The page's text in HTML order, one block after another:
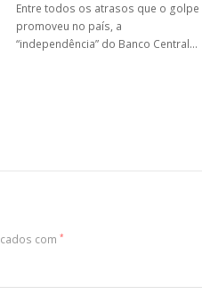
Entre todos os atrasos que o golpe
promoveu no país, a
“independência” do Banco Central…
com *